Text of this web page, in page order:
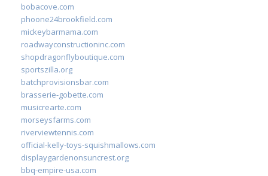
bobacove.com
phoone24brookfield.com
mickeybarmama.com
roadwayconstructioninc.com
shopdragonflyboutique.com
sportszilla.org
batchprovisionsbar.com
brasserie-gobette.com
musicrearte.com
morseysfarms.com
riverviewtennis.com
official-kelly-toys-squishmallows.com
displaygardenonsuncrest.org
bbq-empire-usa.com